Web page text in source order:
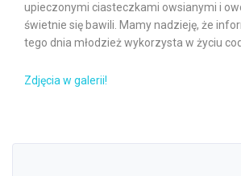
upieczonymi ciasteczkami owsianymi i
świetnie się bawili. Mamy nadzieję, że
tego dnia młodzież wykorzysta w życiu
Zdjęcia w galerii!